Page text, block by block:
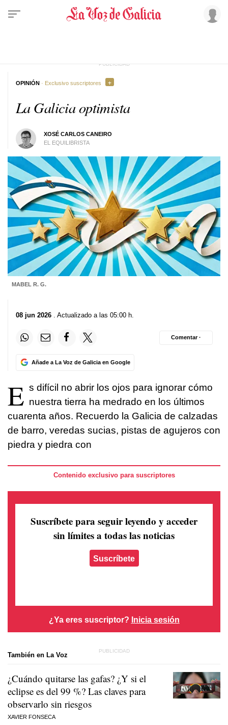
La Galicia optimista
XOSÉ CARLOS CANEIRO
EL EQUILIBRISTA
OPINIÓN · Exclusivo suscriptores
MABEL R. G.
08 jun 2026 . Actualizado a las 05:00 h.
Añade a La Voz de Galicia en Google
Comentar ·
E s difícil no abrir los ojos para ignorar cómo
nuestra tierra ha medrado en los últimos
cuarenta años. Recuerdo la Galicia de calzadas
de barro, veredas sucias, pistas de agujeros con
piedra y piedra con
Contenido exclusivo para suscriptores
Suscríbete para seguir leyendo y acceder
sin límites a todas las noticias
Suscríbete
¿Ya eres suscriptor? Inicia sesión
También en La Voz
¿Cuándo quitarse las gafas? ¿Y si el
eclipse es del 99 %? Las claves para
observarlo sin riesgos
XAVIER FONSECA